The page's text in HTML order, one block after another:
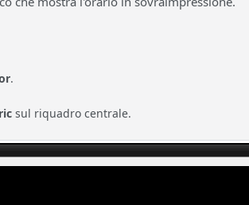
.
sul riquadro centrale.